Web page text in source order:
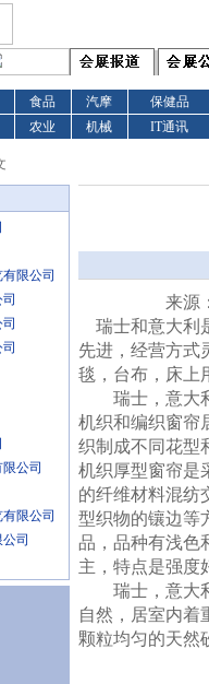
食品 汽摩
保健品
农业 机械 IT通讯
限公司
公司
限公司
司
来源
瑞士和意大利
先进，经营方式
毯，台布，床上
瑞士，意大利
机织和编织窗帘
织制成不同花型
机织厚型窗帘是
的纤维材料混纺
型织物的镶边等
品，品种有浅色
主，特点是强度
瑞士，意大利
自然，居室内着
颗粒均匀的天然